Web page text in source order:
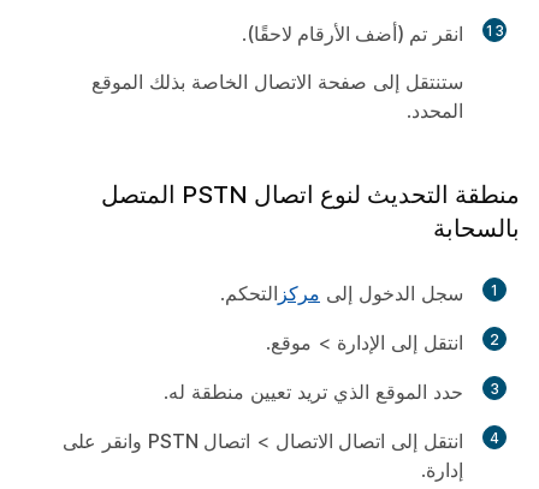
13 انقر تم (أضف الأرقام لاحقًا).
ستنتقل إلى صفحة الاتصال الخاصة بذلك الموقع
المحدد.
منطقة التحديث لنوع اتصال PSTN المتصل
بالسحابة
1 سجل الدخول إلى مركز التحكم.
2 انتقل إلى الإدارة > موقع.
3 حدد الموقع الذي تريد تعيين منطقة له.
4 انتقل إلى اتصال الاتصال > اتصال PSTN
وانقر على
إدارة.